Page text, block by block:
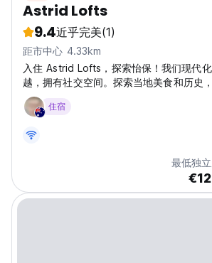
Astrid Lofts
9.4近乎完美(1)
距市中心 4.33km
入住 Astrid Lofts，探索怡保！我们现代
越，拥有社交空间。探索当地美食和历史
常适合独自旅行！ (Auto-translated from
language)
住宿
最低独